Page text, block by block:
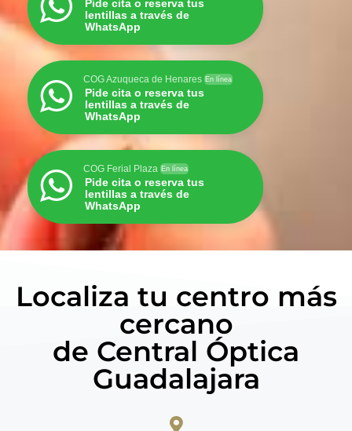
Pide cita o reserva tus
lentillas a través de
WhatsApp
COG Azuqueca de Henares En línea
Pide cita o reserva tus
lentillas a través de
WhatsApp
COG Ferial Plaza En línea
Pide cita o reserva tus
lentillas a través de
WhatsApp
Localiza tu centro más
cercano
de Central Óptica
Guadalajara